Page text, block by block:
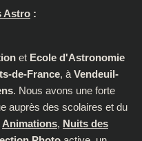
Astro :
et Ecole d'Astronomie
de-France, à Vendeuil-
. Nous avons une forte
auprès des scolaires et du
Animations, Nuits des